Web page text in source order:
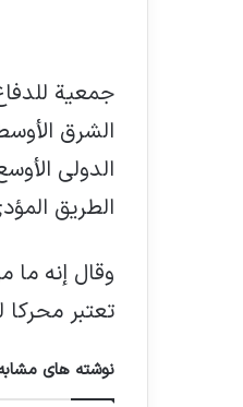
جمعية
الشرق
الدولي
الطريق
وقال إنه
تعتبر محركا
نوشته های